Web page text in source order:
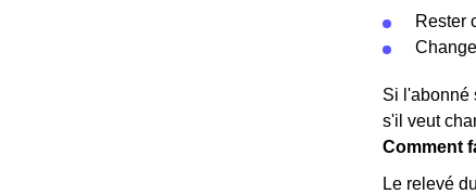
Rester
Si l'abonné
s'il veut
Comment
Le relevé